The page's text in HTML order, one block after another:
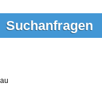
Suchanfragen